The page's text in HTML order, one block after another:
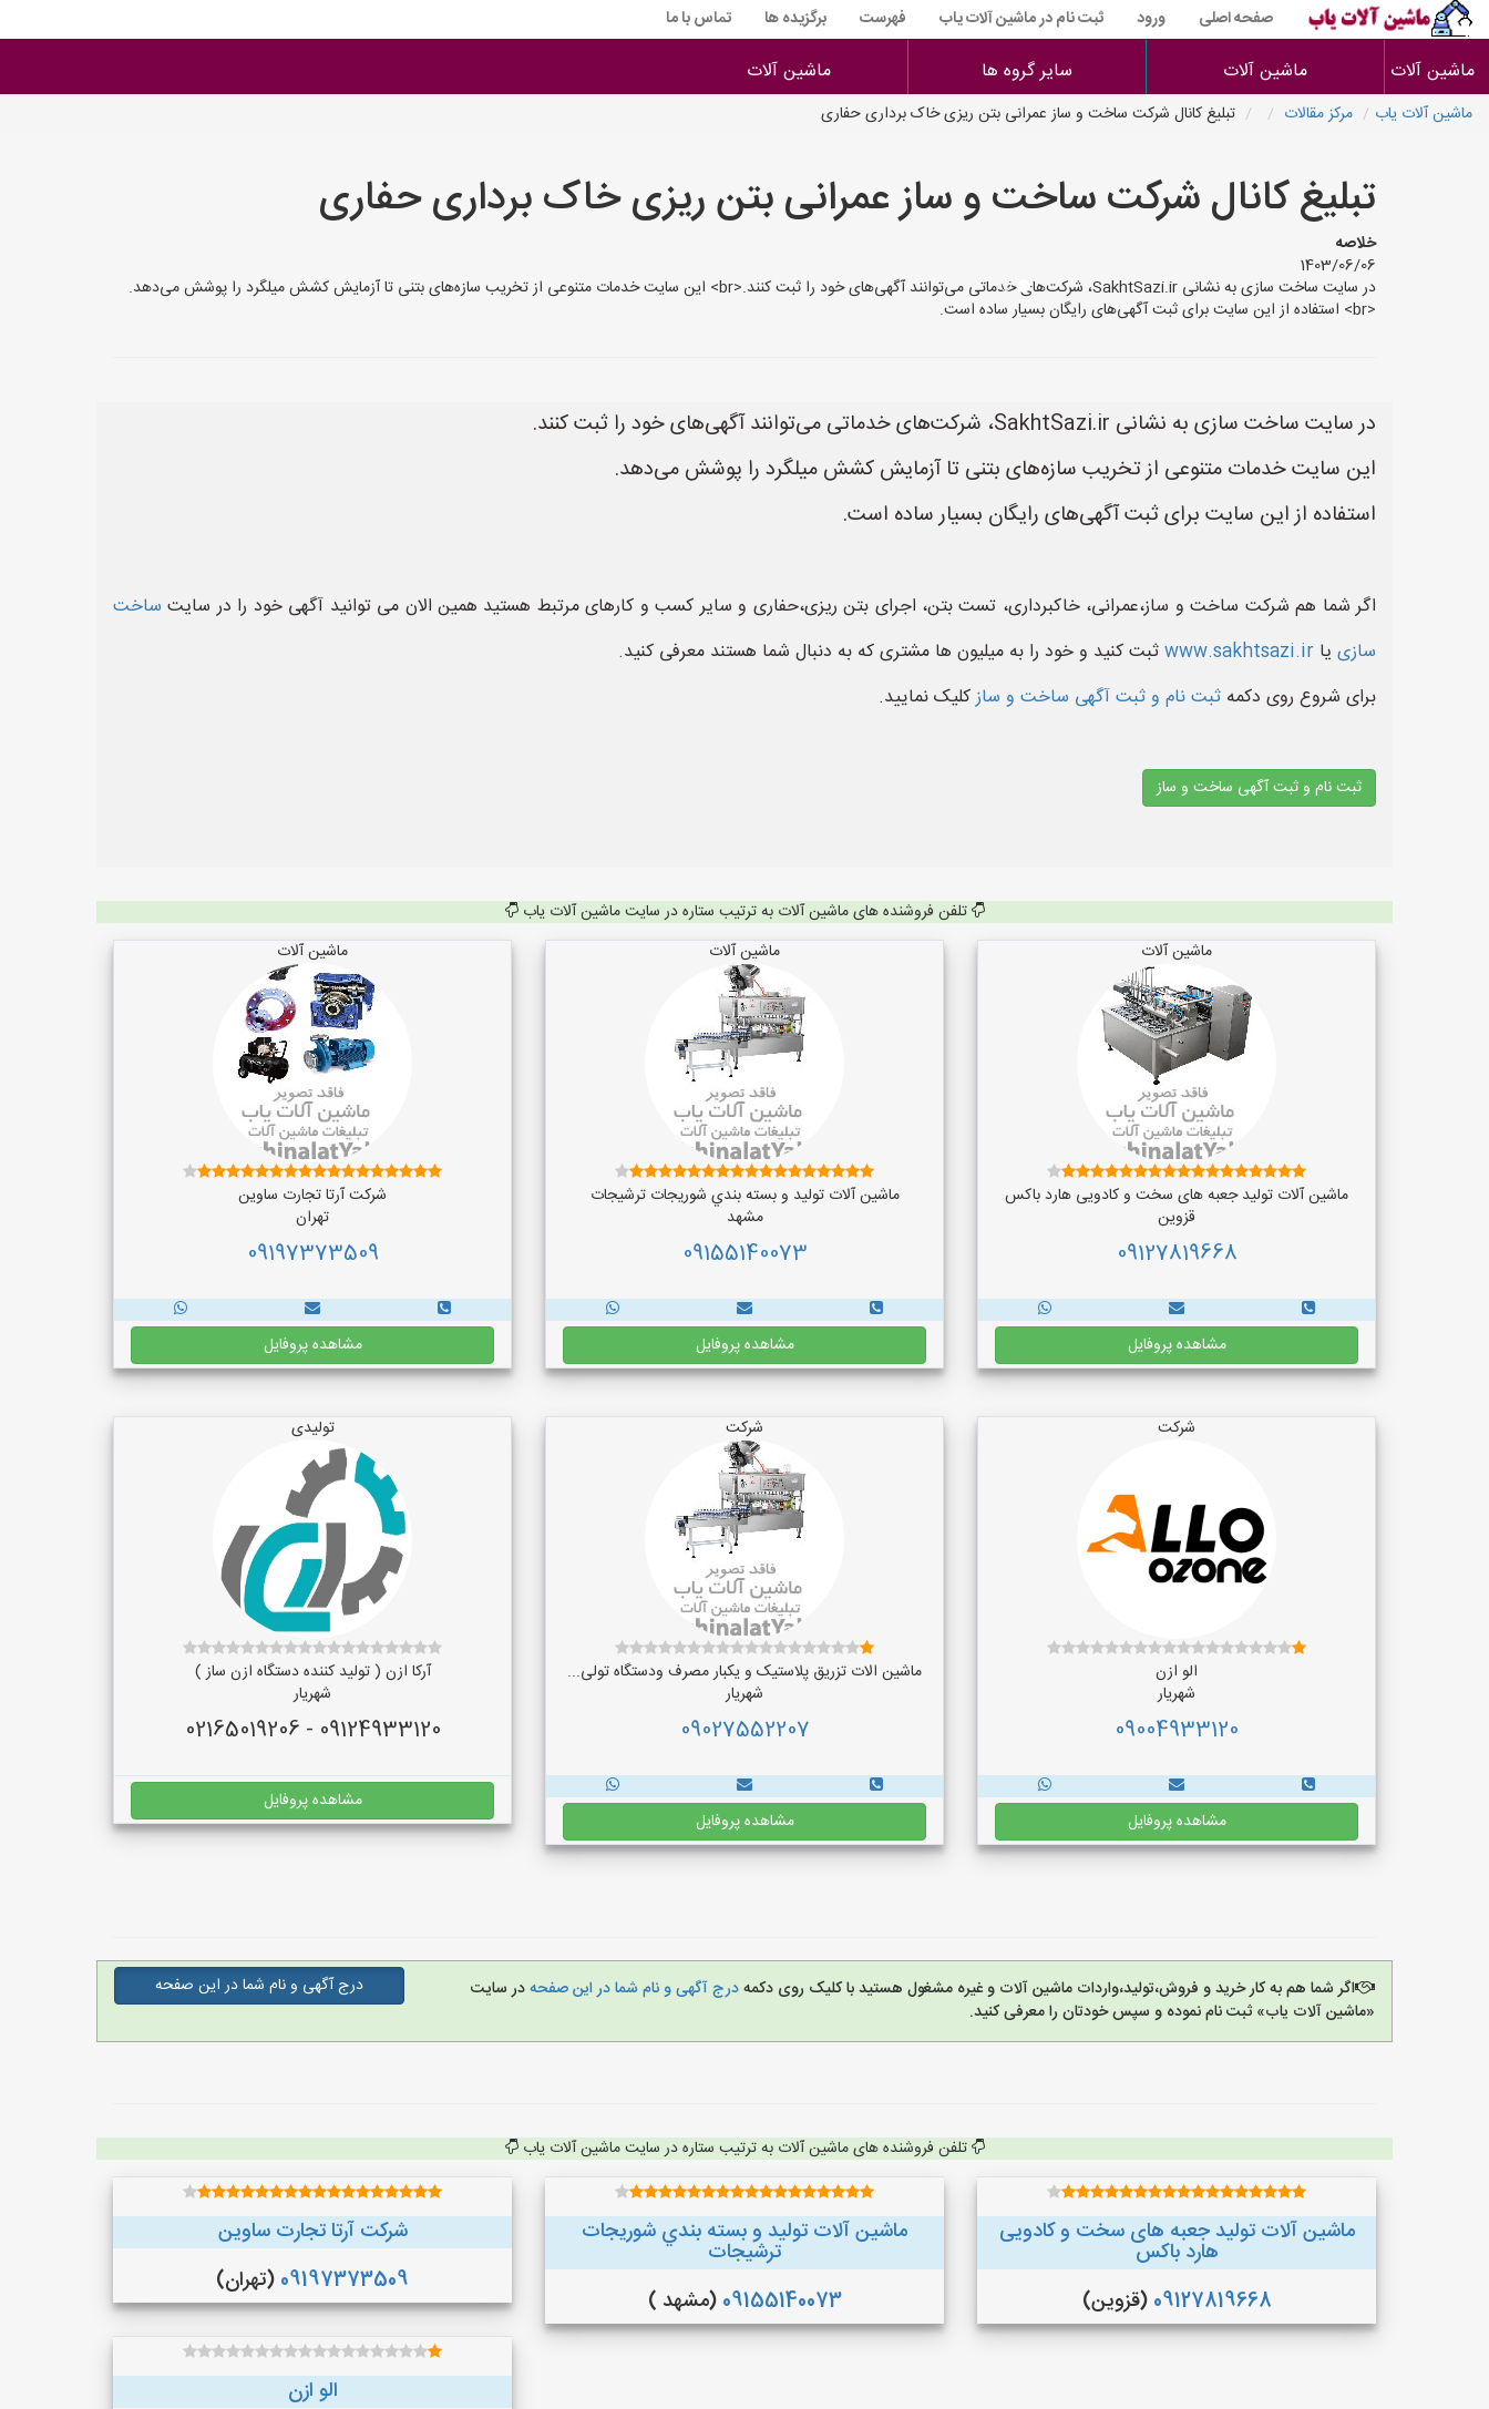
صفحه اصلی ورود ثبت نام در ماشین آلات یاب فهرست برگزیده ها تماس با ما
ماشین آلات ماشین آلات سایر گروه ها ماشین آلات
ماشین آلات یاب مرکز مقالات تبلیغ کانال شرکت ساخت و ساز عمرانی بتن ریزی خاک برداری حفاری
تبلیغ کانال شرکت ساخت و ساز عمرانی بتن ریزی خاک برداری حفاری
خلاصه
1403/06/06
در سایت ساخت سازی به نشانی SakhtSazi.ir، شرکت‌های خدماتی می‌توانند آگهی‌های خود را ثبت کنند.<br> این سایت خدمات متنوعی از تخریب سازه‌های بتنی تا آزمایش کشش میلگرد را پوشش می‌دهد.
<br> استفاده از این سایت برای ثبت آگهی‌های رایگان بسیار ساده است.
در سایت ساخت سازی به نشانی SakhtSazi.ir، شرکت‌های خدماتی می‌توانند آگهی‌های خود را ثبت کنند.
این سایت خدمات متنوعی از تخریب سازه‌های بتنی تا آزمایش کشش میلگرد را پوشش می‌دهد.
استفاده از این سایت برای ثبت آگهی‌های رایگان بسیار ساده است.
اگر شما هم شرکت ساخت و ساز،عمرانی، خاکبرداری، تست بتن، اجرای بتن ریزی،حفاری و سایر کسب و کارهای مرتبط هستید همین الان می توانید آگهی خود را در سایت ساخت
سازی یا www.sakhtsazi.irثبت کنید و خود را به میلیون ها مشتری که به دنبال شما هستند معرفی کنید.
برای شروع روی دکمه ثبت نام و ثبت آگهی ساخت و سازکلیک نمایید.
ثبت نام و ثبت آگهی ساخت و ساز
تلفن فروشنده های ماشین آلات به ترتیب ستاره در سایت ماشین آلات یاب
ماشین آلات
ماشین آلات تولید جعبه های سخت و کادویی هارد باکس
قزوین
09127819668
مشاهده پروفایل
ماشین آلات
ماشین آلات توليد و بسته بندي شوريجات ترشيجات
مشهد
09155140073
مشاهده پروفایل
ماشین آلات
شرکت آرتا تجارت ساوین
تهران
09197373509
مشاهده پروفایل
شرکت
الو ازن
شهریار
09004933120
مشاهده پروفایل
شرکت
ماشین الات تزریق پلاستیک و یکبار مصرف ودستگاه تولی...
شهریار
09027552207
مشاهده پروفایل
تولیدی
آرکا ازن ( تولید کننده دستگاه ازن ساز )
شهریار
09124933120 - 02165019206
مشاهده پروفایل
اگر شما هم به کار خرید و فروش،تولید،واردات ماشین آلات و غیره مشغول هستید با کلیک روی دکمهدرج آگهی و نام شما در این صفحهدر سایت
«ماشین آلات یاب» ثبت نام نموده و سپس خودتان را معرفی کنید.
درج آگهی و نام شما در این صفحه
تلفن فروشنده های ماشین آلات به ترتیب ستاره در سایت ماشین آلات یاب
ماشین آلات تولید جعبه های سخت و کادویی
هارد باکس
09127819668 (قزوین)
ماشین آلات توليد و بسته بندي شوريجات
ترشيجات
09155140073 (مشهد )
شرکت آرتا تجارت ساوین
09197373509 (تهران)
الو ازن